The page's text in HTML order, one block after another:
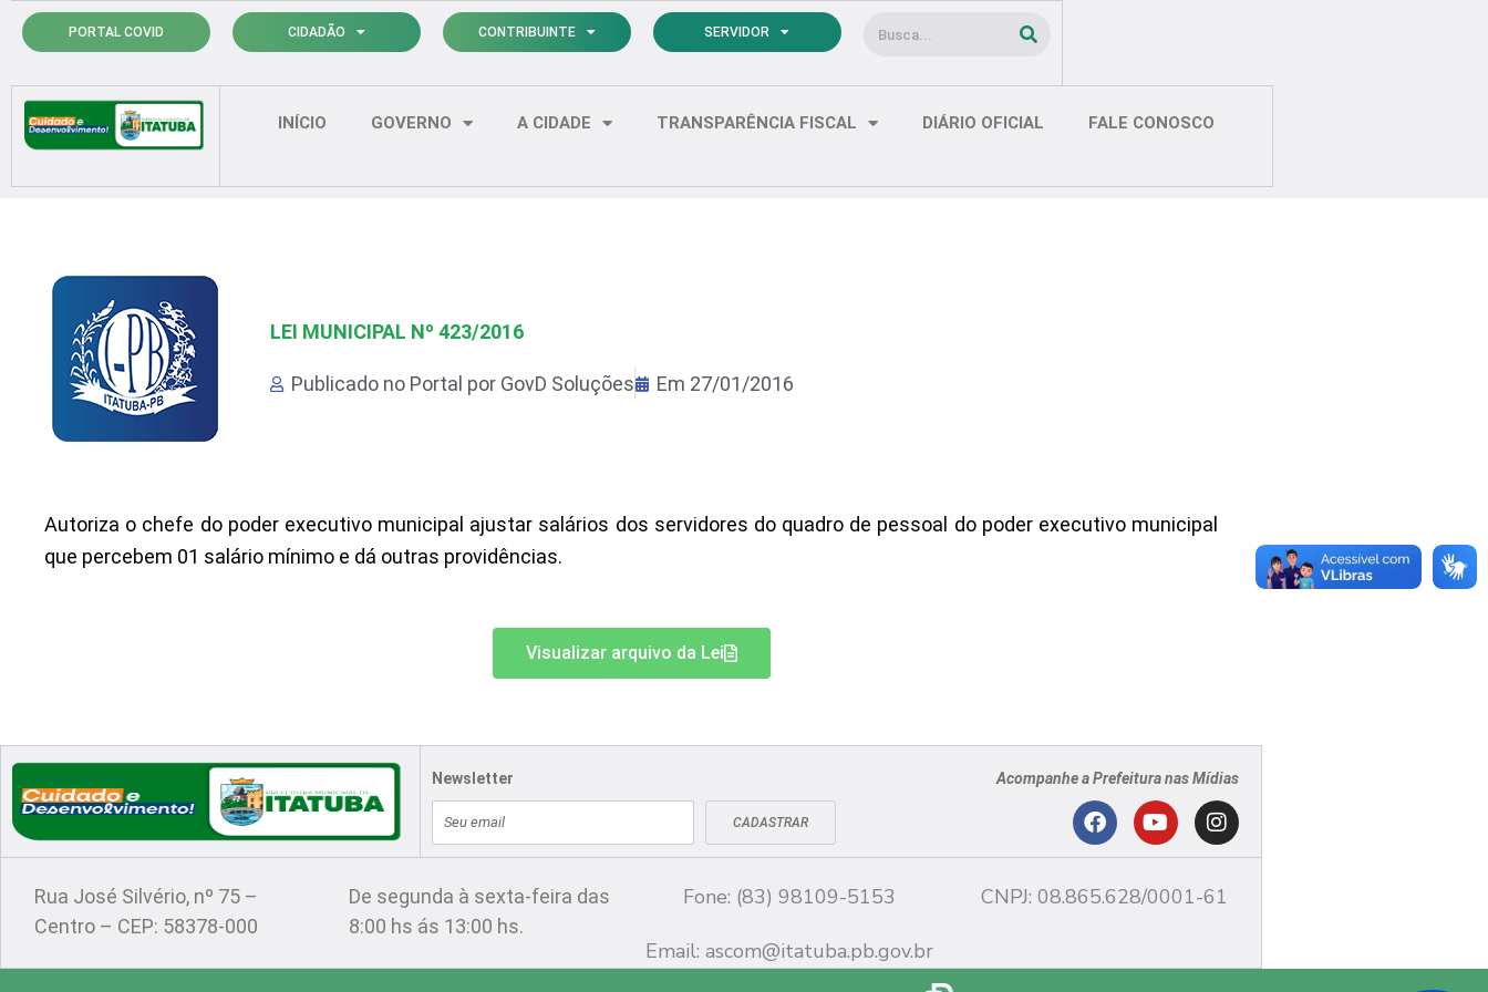
para
conteúdo
PORTAL COVID CIDADÃO CONTRIBUINTE SERVIDOR Pesquisar
INÍCIO GOVERNO A CIDADE TRANSPARÊNCIA FISCAL DIÁRIO OFICIAL FALE CONOSCO
LEI MUNICIPAL Nº 423/2016
Publicado no Portal por GovD Soluções Em 27/01/2016
Autoriza o chefe do poder executivo municipal ajustar salários dos servidores do quadro de pessoal do poder executivo municipal
que percebem 01 salário mínimo e dá outras providências.
Visualizar arquivo da Lei
Newsletter
mail
CADASTRAR
Acompanhe a Prefeitura nas Mídias
F
c
o
Y
u
b
I
s
g
Localização
Rua José Silvério, nº 75 –
Centro – CEP: 58378-000
Atendimento
De segunda à sexta-feira das
8:00 hs ás 13:00 hs.
Fale conosco
Fone: (83) 98109-5153
Email: ascom@itatuba.pb.gov.br
CNPJ: 08.865.628/0001-61